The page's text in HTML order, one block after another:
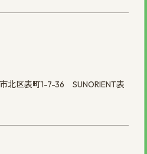
区表町1-7-36 SUNORIENT表